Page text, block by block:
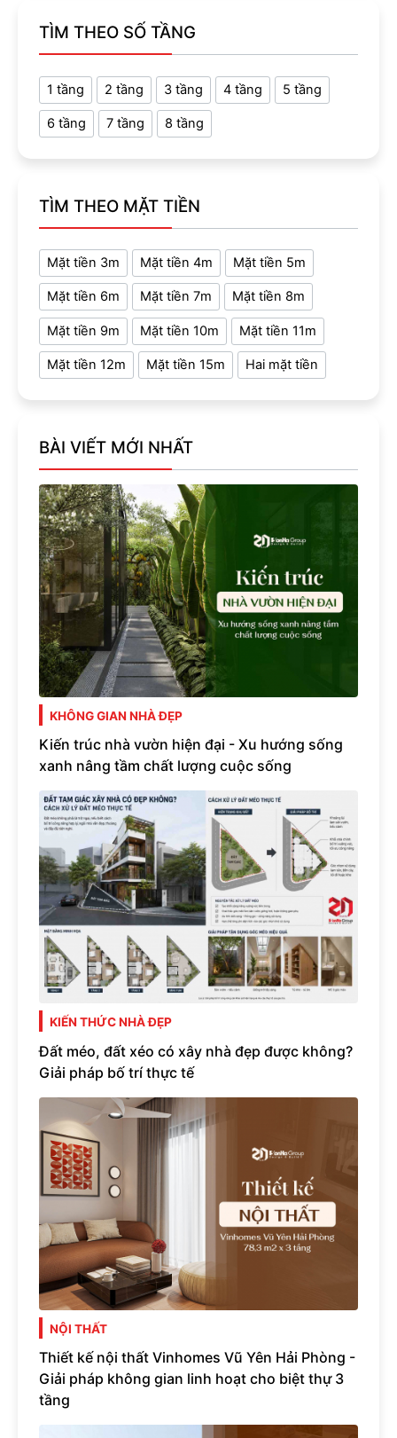
TÌM THEO SỐ TẦNG
1 tầng 2 tầng 3 tầng 4 tầng 5 tầng
6 tầng 7 tầng 8 tầng
TÌM THEO MẶT TIỀN
Mặt tiền 3m Mặt tiền 4m Mặt tiền 5m
Mặt tiền 6m Mặt tiền 7m Mặt tiền 8m
Mặt tiền 9m Mặt tiền 10m Mặt tiền 11m
Mặt tiền 12m Mặt tiền 15m Hai mặt tiền
BÀI VIẾT MỚI NHẤT
KHÔNG GIAN NHÀ ĐẸP
Kiến trúc nhà vườn hiện đại - Xu hướng sống
xanh nâng tầm chất lượng cuộc sống
KIẾN THỨC NHÀ ĐẸP
Đất méo, đất xéo có xây nhà đẹp được không?
Giải pháp bố trí thực tế
NỘI THẤT
Thiết kế nội thất Vinhomes Vũ Yên Hải Phòng -
Giải pháp không gian linh hoạt cho biệt thự 3
tầng